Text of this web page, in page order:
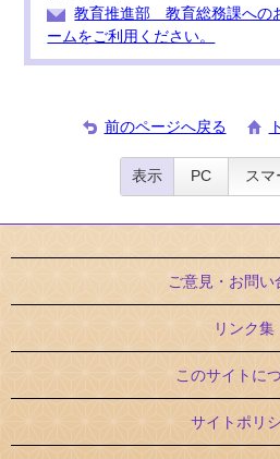
教育推進部 教育総務課への
ームをご利用ください。
前のページへ戻る
表示 PC スマ
ご意見・お問い
リンク集
このサイトに
サイトポリ